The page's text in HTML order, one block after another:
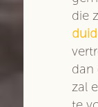
die
dan
zal